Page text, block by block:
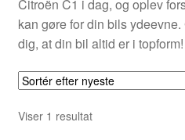
Citroën C1 i dag, og oplev
kan gøre for din bils
dig, at din bil altid er i topform!
Viser 1 resultat